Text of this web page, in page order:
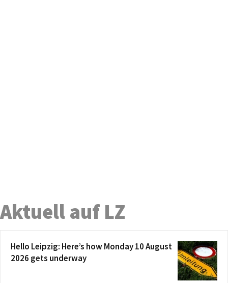
Aktuell auf LZ
Hello Leipzig: Here’s how Monday 10 August
2026 gets underway